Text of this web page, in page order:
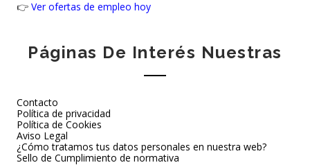
👉 Ver ofertas de empleo hoy
Páginas De Interés Nuestras
Contacto
Política de privacidad
Política de Cookies
Aviso Legal
¿Cómo tratamos tus datos personales en nuestra web?
Sello de Cumplimiento de normativa